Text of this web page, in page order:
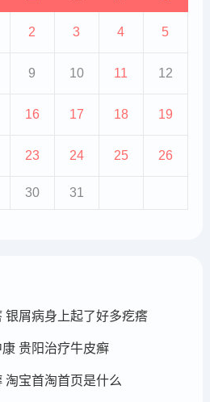
2 3 4 5
9 10 11 12
16 17 18 19
23 24 25 26
30 31
银屑病身上起了好多疙瘩
贵阳治疗牛皮癣
淘宝首淘首页是什么